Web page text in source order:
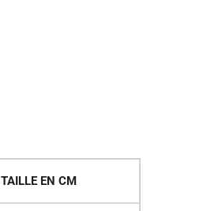
TAILLE EN CM